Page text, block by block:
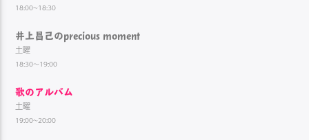
18:00~18:30
井上昌己のprecious moment
土曜
18:30～19:00
歌のアルバム
土曜
19:00~20:00